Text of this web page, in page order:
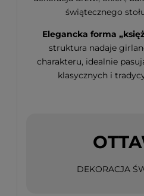
świątecznego
Elegancka forma
struktura nadaje
charakteru, idealnie
klasycznych i
DEKORACJA